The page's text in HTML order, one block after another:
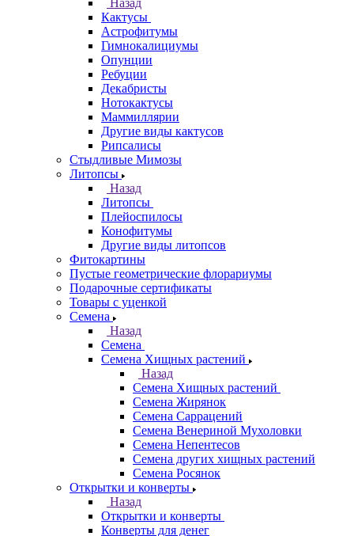
Назад
Кактусы
Астрофитумы
Гимнокалициумы
Опунции
Ребуции
Декабристы
Нотокактусы
Маммиллярии
Другие виды кактусов
Рипсалисы
Стыдливые Мимозы
Литопсы
Назад
Литопсы
Плейоспилосы
Конофитумы
Другие виды литопсов
Фитокартины
Пустые геометрические флорариумы
Подарочные сертификаты
Товары с уценкой
Семена
Назад
Семена
Семена Хищных растений
Назад
Семена Хищных растений
Семена Жирянок
Семена Саррацений
Семена Венериной Мухоловки
Семена Непентесов
Семена других хищных растений
Семена Росянок
Открытки и конверты
Назад
Открытки и конверты
Конверты для денег